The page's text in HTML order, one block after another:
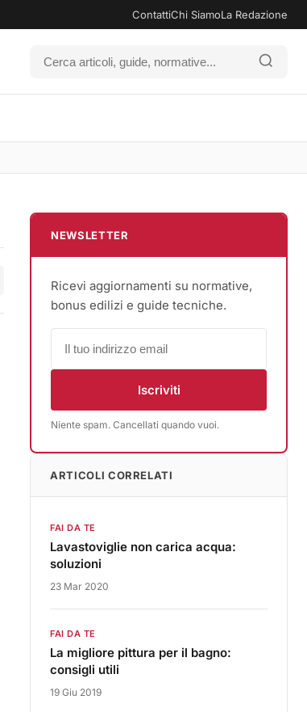
ContattiChi SiamoLa Redazione
NEWSLETTER
Ricevi aggiornamenti su normative,
bonus edilizi e guide tecniche.
Iscriviti
Niente spam. Cancellati quando vuoi.
ARTICOLI CORRELATI
FAI DA TE
Lavastoviglie non carica acqua:
soluzioni
23 Mar 2020
FAI DA TE
La migliore pittura per il bagno:
consigli utili
19 Giu 2019